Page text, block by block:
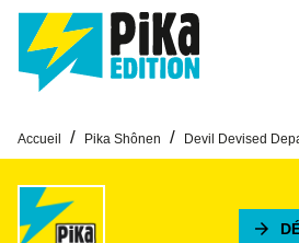
MENU RECHERCHE
PIED DE PAGE
Accueil / Pika Shônen / Devil Devised
arrow_forward